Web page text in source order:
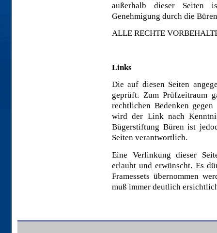
außerhalb dieser Seiten
Genehmigung durch die
ALLE RECHTE
Links
Die auf diesen Seiten
geprüft. Zum Prüfzeitraum
rechtlichen Bedenken
wird der Link nach
Bügerstiftung Büren ist
Seiten verantwortlich.
Eine Verlinkung dieser
erlaubt und erwünscht. Es
Framessets übernommen
muß immer deutlich